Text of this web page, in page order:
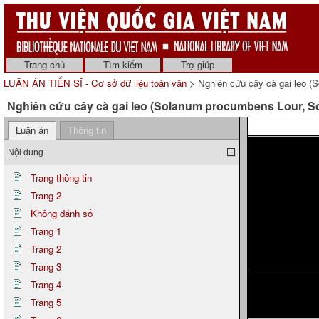
Trang chủ Tìm kiếm
Trợ giúp
LUẬN ÁN TIẾN SĨ - Cơ sở dữ liệu toàn văn > Nghiên cứu cây cà gai leo
Nghiên cứu cây cà gai leo (Solanum procumbens Lour,
Luận án Thông tin
Nội dung
Trang thông tin
Trang 2
Không đánh số
Trang 1
Trang 2
Trang 3
Trang 4
Trang 5
Trang 14